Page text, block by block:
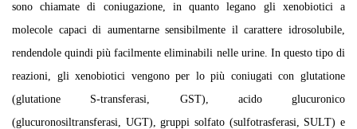
sono chiamate di coniugazione, in quanto legano gli xenobiotici a
molecole capaci di aumentarne sensibilmente il carattere idrosolubile,
rendendole quindi più facilmente eliminabili nelle urine. In questo tipo di
reazioni, gli xenobiotici vengono per lo più coniugati con glutatione
(glutatione S-transferasi, GST), acido glucuronico
(glucuronosiltransferasi, UGT), gruppi solfato (sulfotrasferasi, SULT) e